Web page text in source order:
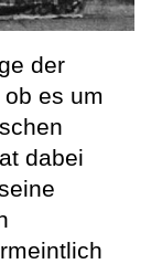
der
es um
dabei